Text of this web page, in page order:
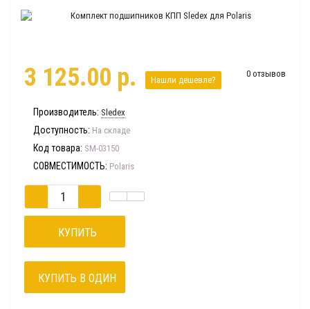
0 отзывов
3 125.00 р. Нашли дешевле?
Производитель: Sledex
Доступность: На складе
Код товара: SM-03150
СОВМЕСТИМОСТЬ: Polaris
КУПИТЬ
КУПИТЬ В ОДИН